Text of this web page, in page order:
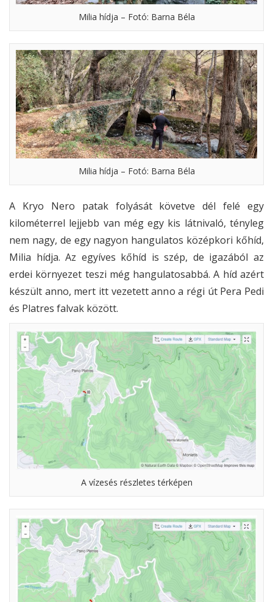
Milia hídja – Fotó: Barna Béla
Milia hídja – Fotó: Barna Béla
A Kryo Nero patak folyását követve dél felé egy
kilométerrel lejjebb van még egy kis látnivaló, tényleg
nem nagy, de egy nagyon hangulatos középkori kőhíd,
Milia hídja. Az egyíves kőhíd is szép, de igazából az
erdei környezet teszi még hangulatosabbá. A híd azért
készült anno, mert itt vezetett anno a régi út Pera Pedi
és Platres falvak között.
A vízesés részletes térképen